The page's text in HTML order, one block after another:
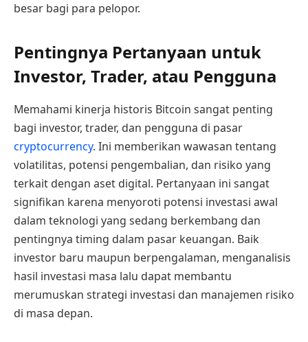
besar bagi para pelopor.
Pentingnya Pertanyaan untuk
Investor, Trader, atau Pengguna
Memahami kinerja historis Bitcoin sangat penting
bagi investor, trader, dan pengguna di pasar
cryptocurrency. Ini memberikan wawasan tentang
volatilitas, potensi pengembalian, dan risiko yang
terkait dengan aset digital. Pertanyaan ini sangat
signifikan karena menyoroti potensi investasi awal
dalam teknologi yang sedang berkembang dan
pentingnya timing dalam pasar keuangan. Baik
investor baru maupun berpengalaman, menganalisis
hasil investasi masa lalu dapat membantu
merumuskan strategi investasi dan manajemen risiko
di masa depan.